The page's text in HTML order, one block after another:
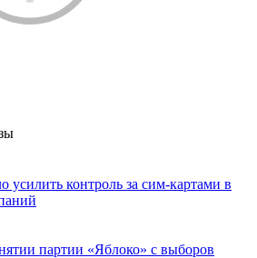
контроль за сим-картами в
партии «Яблоко» с выборов